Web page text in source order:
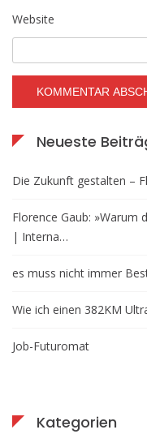
Website
Neueste
Die Zukunft gestalten –
Florence Gaub: »Warum
| Interna…
es muss nicht immer
Wie ich einen 382KM
Job-Futuromat
Kategorien